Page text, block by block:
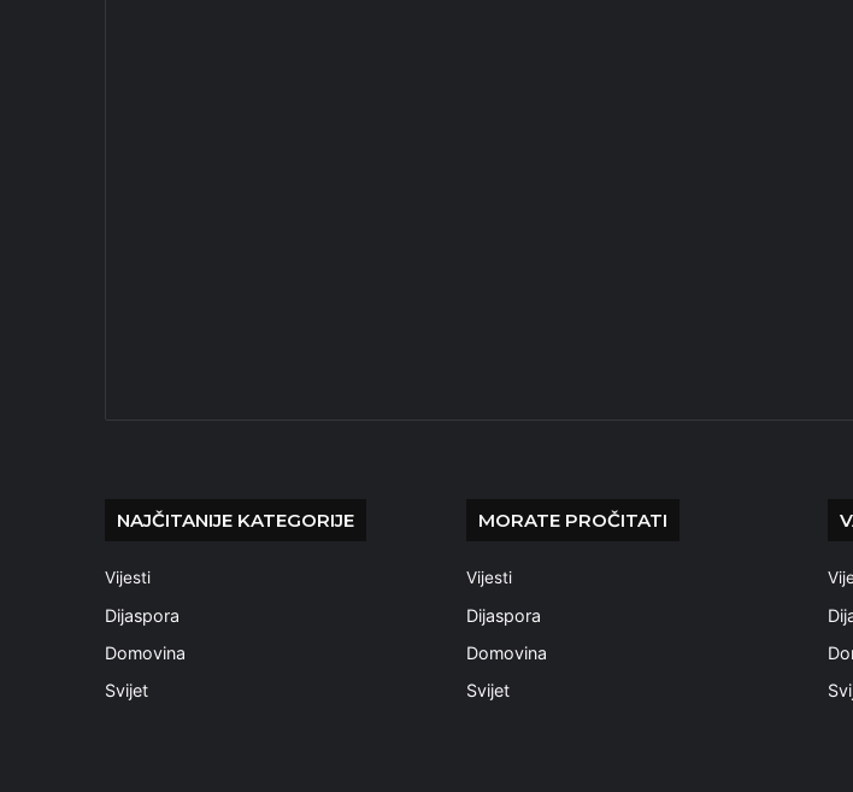
NAJČITANIJE KATEGORIJE
Vijesti
Dijaspora
Domovina
Svijet
MORATE PROČITATI
Vijesti
Dijaspora
Domovina
Svijet